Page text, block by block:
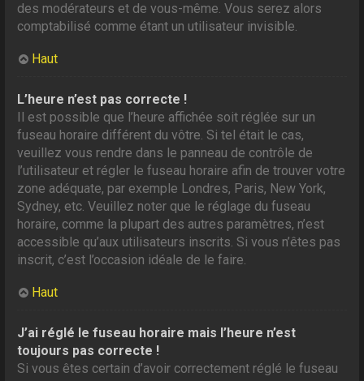
des modérateurs et de vous-même. Vous serez alors
comptabilisé comme étant un utilisateur invisible.
Haut
L’heure n’est pas correcte !
Il est possible que l’heure affichée soit réglée sur un
fuseau horaire différent du vôtre. Si tel était le cas,
veuillez vous rendre dans le panneau de contrôle de
l’utilisateur et régler le fuseau horaire afin de trouver votre
zone adéquate, par exemple Londres, Paris, New York,
Sydney, etc. Veuillez noter que le réglage du fuseau
horaire, comme la plupart des autres paramètres, n’est
accessible qu’aux utilisateurs inscrits. Si vous n’êtes pas
inscrit, c’est l’occasion idéale de le faire.
Haut
J’ai réglé le fuseau horaire mais l’heure n’est
toujours pas correcte !
Si vous êtes certain d’avoir correctement réglé le fuseau